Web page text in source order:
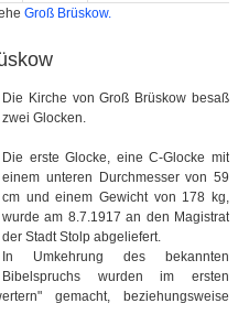
Groß Brüskow.
Die Kirche von Groß Brüskow besaß
zwei Glocken.
Die erste Glocke, eine C-Glocke mit
einem unteren Durchmesser von 59
cm und einem Gewicht von 178 kg,
wurde am 8.7.1917 an den Magistrat
der Stadt Stolp abgeliefert.
In Umkehrung des bekannten
Bibelspruchs wurden im ersten
gemacht, beziehungsweise